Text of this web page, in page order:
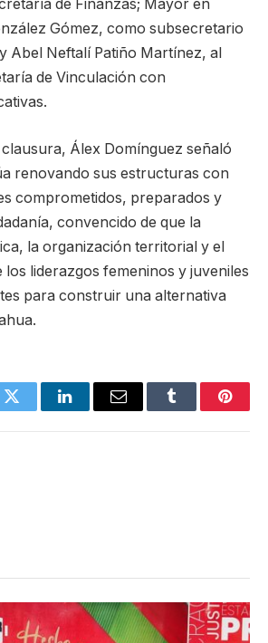
de Finanzas; Mayor en
Gómez, como subsecretario
Abel Neftalí Patiño Martínez, al
de Vinculación con
clausura, Álex Domínguez señaló
renovando sus estructuras con
comprometidos, preparados y
convencido de que la
la organización territorial y el
liderazgos femeninos y juveniles
para construir una alternativa
Twitter LinkedInEmail Tumblr